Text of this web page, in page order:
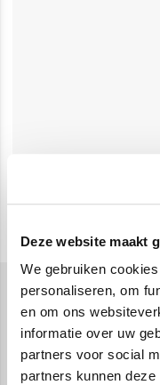
Deze website maakt
We gebruiken
personaliseren, om
en om ons
informatie over uw
partners voor social
partners kunnen
De leukste
Puzzelboekenzijn
uitdaging houdt. Of